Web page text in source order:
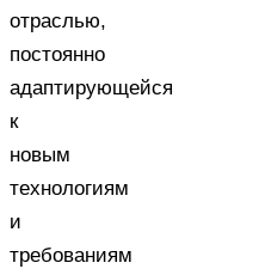
отраслью,
постоянно
адаптирующейся
к
новым
технологиям
и
требованиям